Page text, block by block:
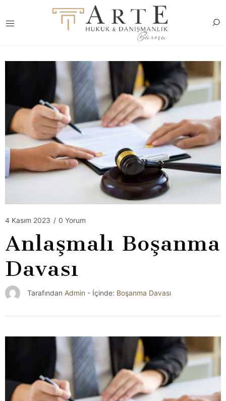
4 Kasım 2023 / 0 Yorum
Anlaşmalı Boşanma
Davası
Tarafından Admin - İçinde: Boşanma Davası